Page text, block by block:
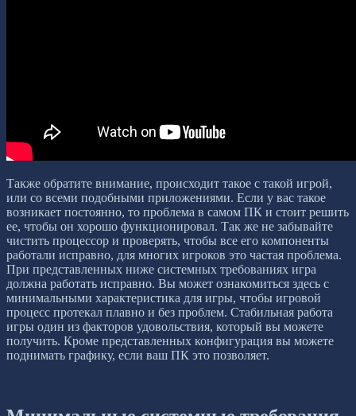
Также обратите внимание, происходит такое с такой игрой,
или со всеми подобными приложениями. Если у вас такое
возникает постоянно, то проблема в самом ПК и стоит решить
ее, чтобы он хорошо функционировал. Так же не забывайте
чистить процессор и проверять, чтобы все его компоненты
работали исправно, для многих игроков это частая проблема.
При представленных ниже системных требованиях игра
должна работать исправно. Вы может ознакомиться здесь с
минимальными характеристика для игры, чтобы игровой
процесс протекал плавно и без проблем. Стабильная работа
игры один из факторов удовольствия, который вы можете
получить. Кроме представленных конфигурация вы можете
поднимать графику, если ваш ПК это позволяет.